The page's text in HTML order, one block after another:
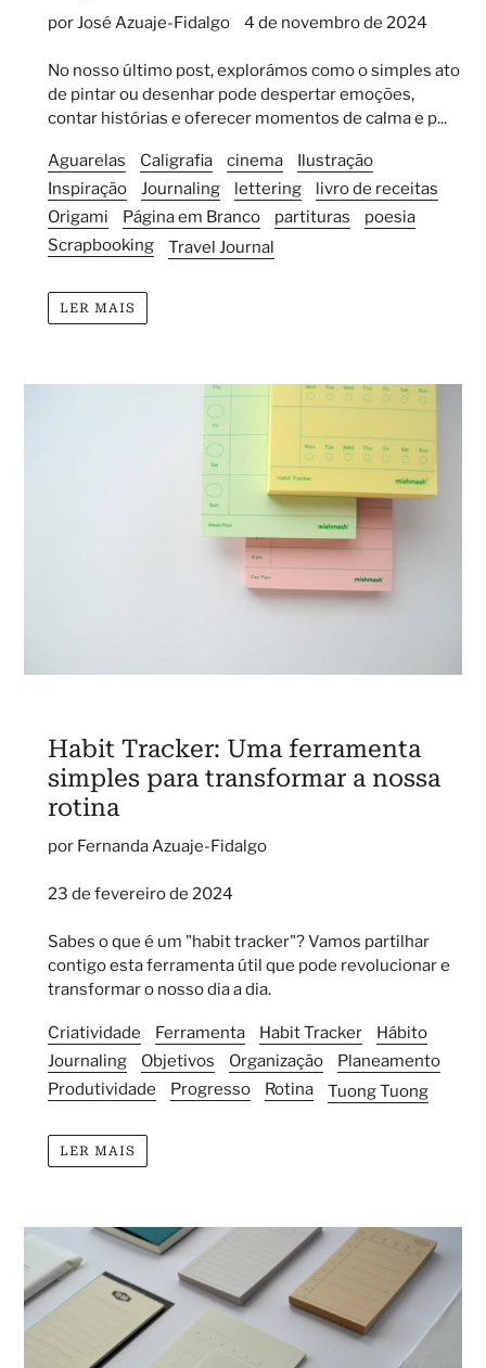
por José Azuaje-Fidalgo 4 de novembro de 2024
No nosso último post, explorámos como o simples ato
de pintar ou desenhar pode despertar emoções,
contar histórias e oferecer momentos de calma e p...
Aguarelas Caligrafia cinema
Ilustração
Inspiração
Journaling lettering
livro de receitas
Origami
Página em Branco partituras
poesia
Scrapbooking
Travel Journal
LER MAIS
Habit Tracker: Uma ferramenta
simples para transformar a nossa
rotina
por Fernanda Azuaje-Fidalgo
23 de fevereiro de 2024
Sabes o que é um "habit tracker"? Vamos partilhar
contigo esta ferramenta útil que pode revolucionar e
transformar o nosso dia a dia.
Criatividade Ferramenta Habit Tracker
Hábito
Journaling
Objetivos Organização
Planeamento
Produtividade
Progresso Rotina Tuong Tuong
LER MAIS